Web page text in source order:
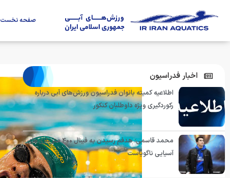
صفحه نخست
اخبار فدراسیون
اطلاعیه کمیته بانوان فدراسیون ورزش‌های آبی درباره
رکوردگیری ویژه داوطلبان کنکور
محمد قاسمی: هدفم رسیدن به فینال ۴۰۰ متر بازی‌های
آسیایی ناگویاست